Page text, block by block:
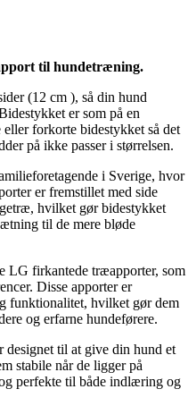
til hundetræning.
(12 cm ), så din hund
er som på en
forkorte bidestykket så det
på ikke passer i størrelsen.
i Sverige, hvor
er fremstillet med side
hvilket gør bidestykket
til de mere bløde
firkantede træapporter, som
Disse apporter er
funktionalitet, hvilket gør dem
og erfarne hundeførere.
til at give din hund et
stabile når de ligger på
perfekte til både indlæring og